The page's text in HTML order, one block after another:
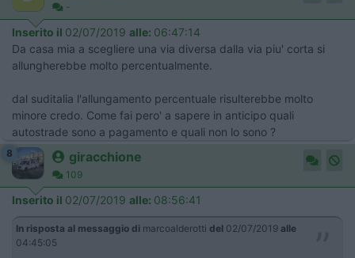
-
Inserito il 02/07/2019 alle: 06:47:14
Da casa mia a scegliere una via diversa dalla via piu' corta si
allungherebbe molto percentualmente.
dal suditalia l'allungamento percentuale risulterebbe molto
minore credo. Come fai pero' a sapere in anticipo quali
autostrade sono a pagamento e quali non lo sono ?
8 giracchione
109
Inserito il 02/07/2019 alle: 08:56:41
In risposta al messaggio di marcoalderotti del 02/07/2019 alle
04:45:05